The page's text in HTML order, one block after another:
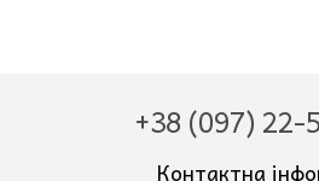
+38 (097) 22-
Контактна